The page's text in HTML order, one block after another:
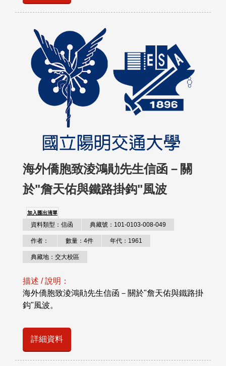
海外僑胞致淩鴻勛先生信函－關
於"詹天佑與鐵路掛鈎"風波
加入匯出清單
資料類型：信函 典藏號：101-0103-008-049
作者： 數量：4件 年代：1961
典藏地：交大校區
描述 / 說明：
海外僑胞致淩鴻勛先生信函－關於"詹天佑與鐵路掛
鈎"風波。
詳細資料